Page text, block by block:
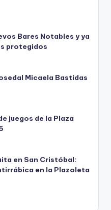
Bares Notables y ya
protegidos
Micaela Bastidas
juegos de la Plaza
en San Cristóbal:
en la Plazoleta